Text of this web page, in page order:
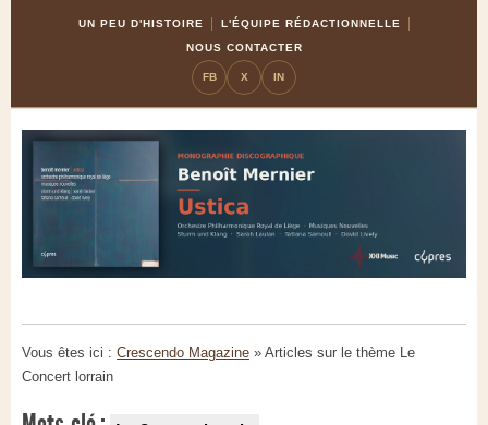
UN PEU D'HISTOIRE
L'ÉQUIPE RÉDACTIONNELLE
NOUS CONTACTER
FB X IN
Vous êtes ici : Crescendo Magazine » Articles sur le thème Le
Concert lorrain